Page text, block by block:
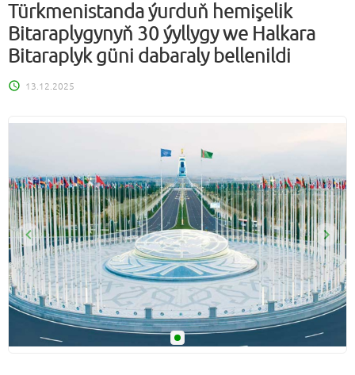
Türkmenistanda ýurduň hemişelik
Bitaraplygynyň 30 ýyllygy we Halkara
Bitaraplyk güni dabaraly bellenildi
13.12.2025